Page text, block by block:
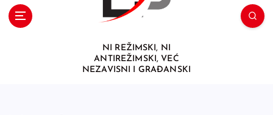
NI REŽIMSKI, NI
ANTIREŽIMSKI, VEĆ
NEZAVISNI I GRAĐANSKI